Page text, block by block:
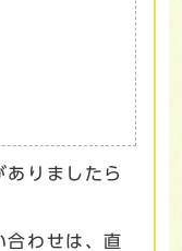
ありましたら
合わせは、直